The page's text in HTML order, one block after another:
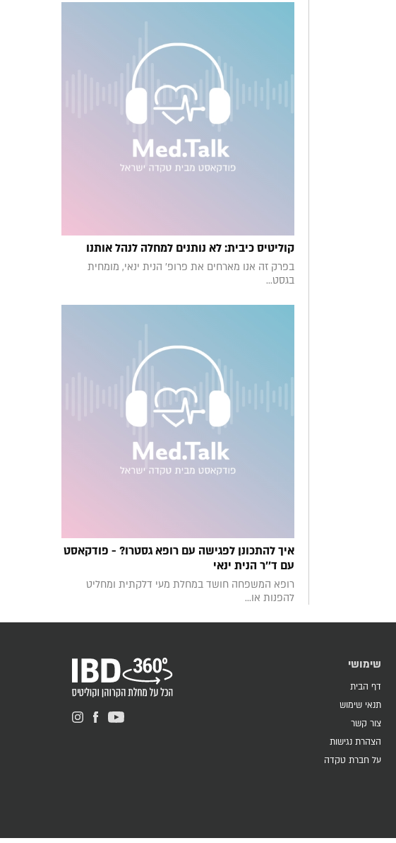
קוליטיס כיבית: לא נותנים למחלה לנהל אותנו
בפרק זה אנו מארחים את פרופ' הנית ינאי, מומחית
בגסט...
איך להתכונן לפגישה עם רופא גסטרו? - פודקאסט
עם ד''ר הנית ינאי
רופא המשפחה חושד במחלת מעי דלקתית ומחליט
להפנות או...
שימושי
דף הבית
תנאי שימוש
צור קשר
הצהרת נגישות
על חברת טקדה